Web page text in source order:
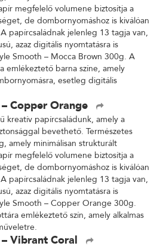
megfelelő volumene biztosítja a
de dombornyomáshoz is kiválóan
papírcsaládnak jelenleg 13 tagja van,
azaz digitális nyomtatásra is
Smooth – Mocca Brown 300g. A
emlékeztető barna színe, amely
esetleg digitális
Copper Orange
kreatív papírcsaládunk, amely a
bevethető. Természetes
amely minimálisan strukturált
megfelelő volumene biztosítja a
de dombornyomáshoz is kiválóan
papírcsaládnak jelenleg 13 tagja van,
azaz digitális nyomtatásra is
Smooth – Copper Orange 300g.
emlékeztető szín, amely alkalmas
Vibrant Coral